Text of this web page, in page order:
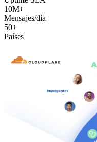
10M+
Mensajes/día
50+
Países